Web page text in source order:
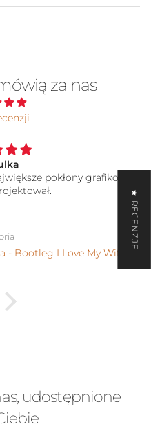
za nas
pokłony grafikowi
udostępnione
★ RECENZJE